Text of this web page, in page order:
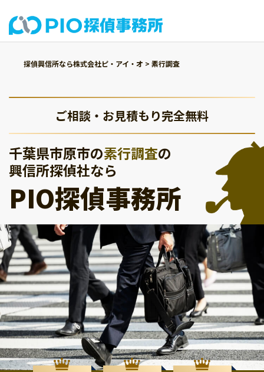
探偵興信所なら株式会社ピ・アイ・オ > 素行調査
ご相談・お見積もり完全無料
千葉県市原市の素行調査の
興信所探偵社なら
PIO探偵事務所